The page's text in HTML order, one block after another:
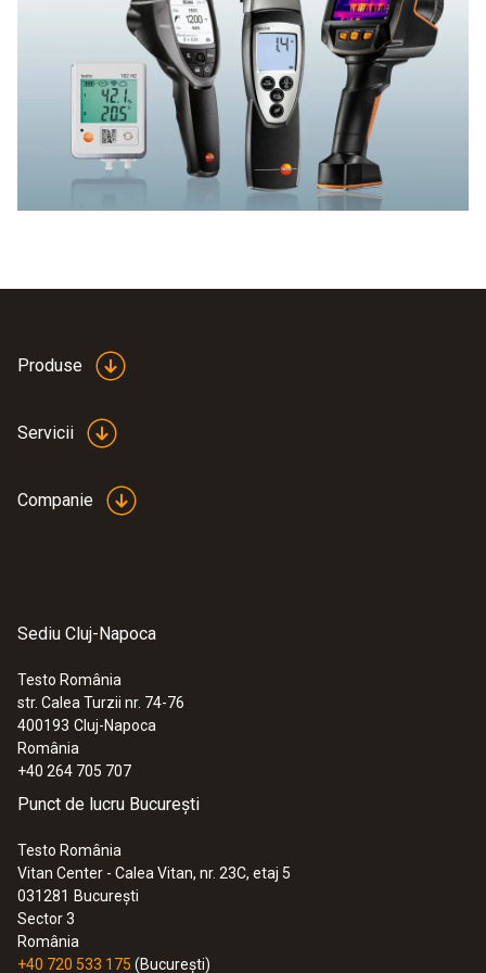
noastră largă de sonde vă asigură că sunteți pregătit
pentru sarcinile dumneavoastră de măsurare.
Produse
Servicii
Companie
Sediu Cluj-Napoca
Testo România
str. Calea Turzii nr. 74-76
400193 Cluj-Napoca
România
+40 264 705 707
Punct de lucru București
Testo România
Vitan Center - Calea Vitan, nr. 23C, etaj 5
031281 București
Sector 3
România
+40 720 533 175 (București)